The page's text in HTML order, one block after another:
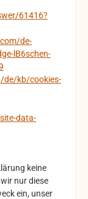
61416?
de-
lB6schen-
de/kb/cookies-
data-
keine
nur diese
ein, unser